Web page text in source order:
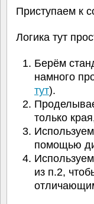
Приступаем к
Логика тут
Берём
намного
тут).
только
помощью
из п.2,